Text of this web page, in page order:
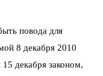
повода для
8 декабря 2010
декабря законом,